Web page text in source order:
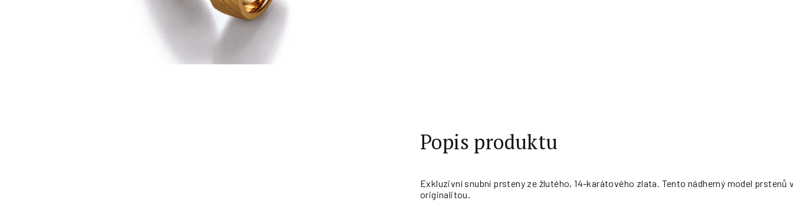
Popis produktu
Exkluzivní snubní prsteny ze žlutého, 14-karátového zlata. Tento nádherný model
originalitou.